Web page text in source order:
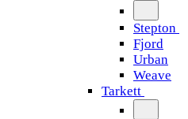
Stepton
Fjord
Urban
Weave
Tarkett